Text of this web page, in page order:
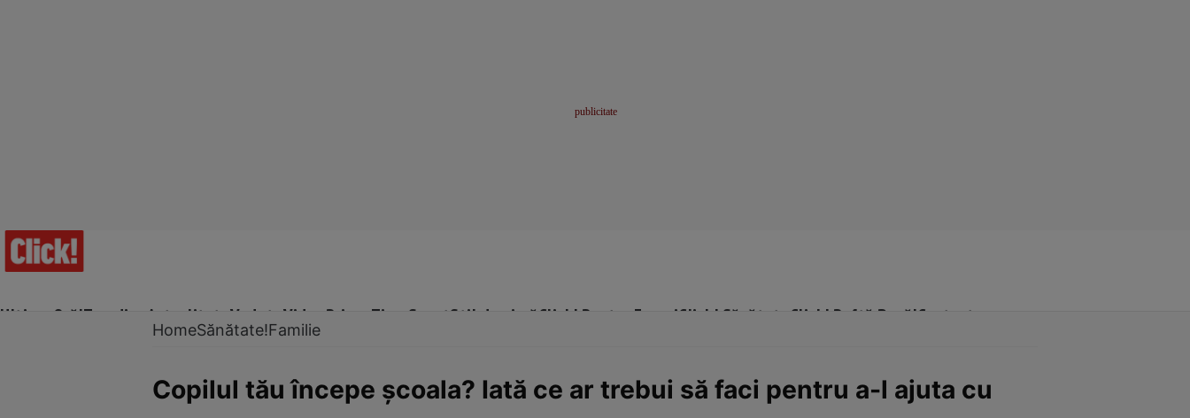
Ultima Oră!Trending Actualitate Vedete Video Prime Time SportStil de viațăClick! Pentru FemeiClick! Sănătate Click! Poftă Bună!Contact
HomeSănătate!Familie
Copilul tău începe şcoala? Iată ce ar trebui să faci pentru a-l ajuta cu